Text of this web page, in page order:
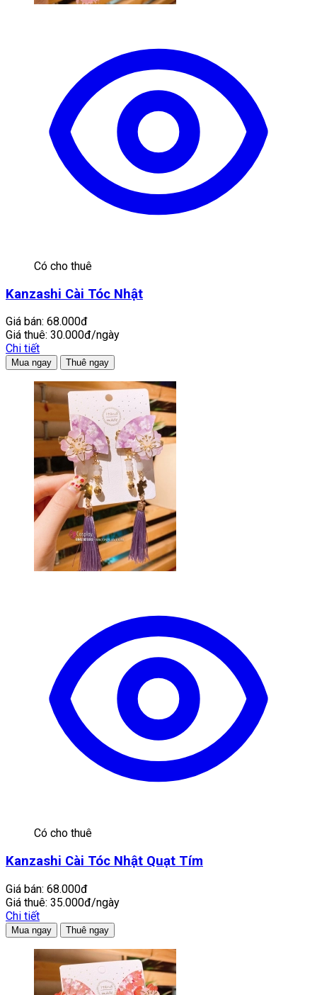
Có cho thuê
Kanzashi Cài Tóc Nhật
Giá bán: 68.000đ
Giá thuê: 30.000đ/ngày
Chi tiết
Mua ngay Thuê ngay
Có cho thuê
Kanzashi Cài Tóc Nhật Quạt Tím
Giá bán: 68.000đ
Giá thuê: 35.000đ/ngày
Chi tiết
Mua ngay Thuê ngay